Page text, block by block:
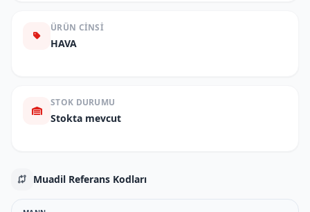
ÜRÜN CINSI
HAVA
STOK DURUMU
Stokta mevcut
Muadil Referans Kodları